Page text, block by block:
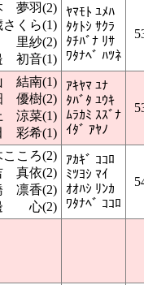
夢羽(2)
さくら(1)
里紗(2)
初音(1)
ﾔﾏﾓﾄ ﾕﾒﾊ
ﾀｹﾄｼ ｻｸﾗ
ﾀﾁﾊﾞﾅ ﾘｻ
ﾜﾀﾅﾍﾞ ﾊﾂﾈ
結南(1)
優樹(2)
涼菜(1)
彩希(1)
ｱｷﾔﾏ ﾕﾅ
ﾀﾊﾞﾀ ﾕｳｷ
ﾑﾗｶﾐ ｽｽﾞﾅ
ｲﾀﾞ ｱﾔﾉ
こころ(2)
真依(2)
凛香(2)
心(2)
ｱｶｷﾞ ｺｺﾛ
ﾐﾂﾖｼ ﾏｲ
ｵｵﾊｼ ﾘﾝｶ
ﾜﾀﾅﾍﾞ ｺｺﾛ